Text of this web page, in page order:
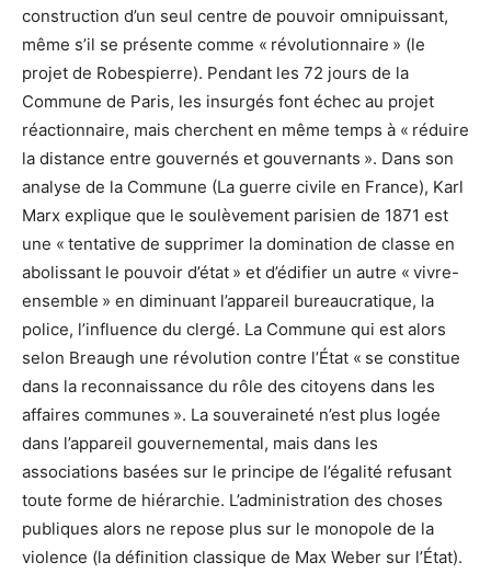
construction d’un seul centre de pouvoir omnipuissant,
même s’il se présente comme « révolutionnaire » (le
projet de Robespierre). Pendant les 72 jours de la
Commune de Paris, les insurgés font échec au projet
réactionnaire, mais cherchent en même temps à « réduire
la distance entre gouvernés et gouvernants ». Dans son
analyse de la Commune (La guerre civile en France), Karl
Marx explique que le soulèvement parisien de 1871 est
une « tentative de supprimer la domination de classe en
abolissant le pouvoir d’état » et d’édifier un autre « vivre-
ensemble » en diminuant l’appareil bureaucratique, la
police, l’influence du clergé. La Commune qui est alors
selon Breaugh une révolution contre l’État « se constitue
dans la reconnaissance du rôle des citoyens dans les
affaires communes ». La souveraineté n’est plus logée
dans l’appareil gouvernemental, mais dans les
associations basées sur le principe de l’égalité refusant
toute forme de hiérarchie. L’administration des choses
publiques alors ne repose plus sur le monopole de la
violence (la définition classique de Max Weber sur l’État).